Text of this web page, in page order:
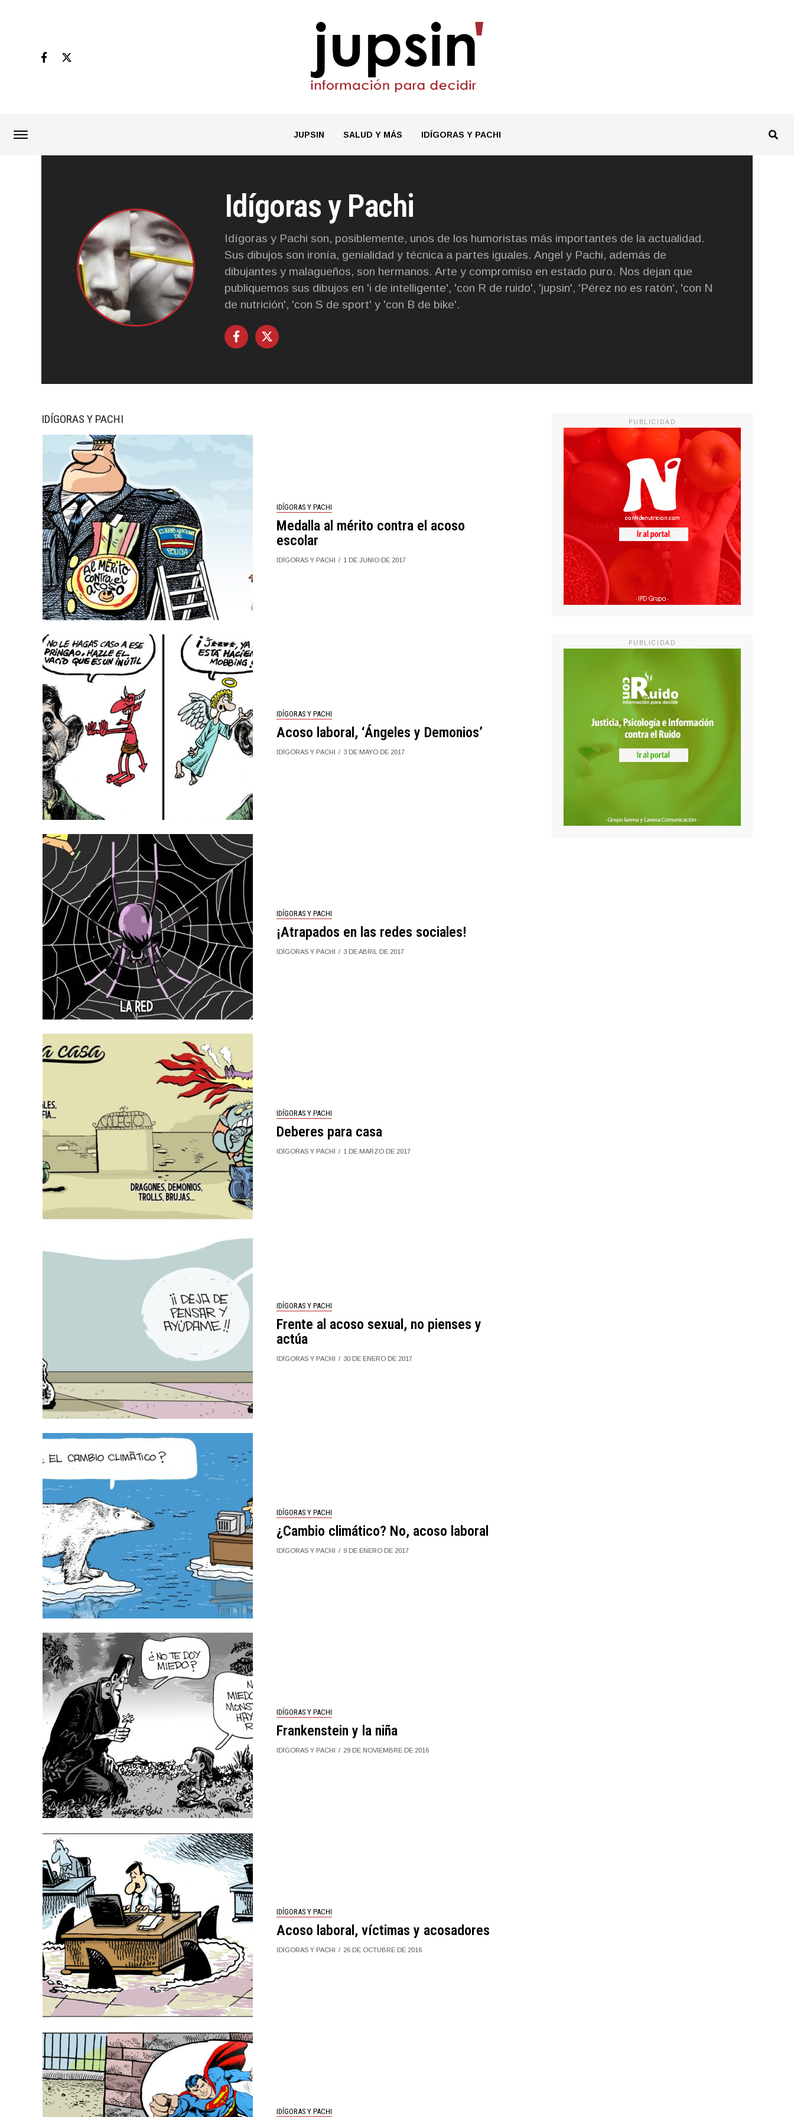
JUPSIN SALUD Y MÁS IDÍGORAS Y PACHI
Idígoras y Pachi
Idígoras y Pachi son, posiblemente, unos de los humoristas más importantes de la actualidad.
Sus dibujos son ironía, genialidad y técnica a partes iguales. Angel y Pachi, además de
dibujantes y malagueños, son hermanos. Arte y compromiso en estado puro. Nos dejan que
publiquemos sus dibujos en 'i de intelligente', 'con R de ruido', 'jupsin', 'Pérez no es ratón', 'con N
de nutrición', 'con S de sport' y 'con B de bike'.
IDÍGORAS Y PACHI
IDÍGORAS Y PACHI
Medalla al mérito contra el acoso
escolar
IDÍGORAS Y PACHI 1 DE JUNIO DE 2017
IDÍGORAS Y PACHI
Acoso laboral, ‘Ángeles y Demonios’
IDÍGORAS Y PACHI 3 DE MAYO DE 2017
IDÍGORAS Y PACHI
¡Atrapados en las redes sociales!
IDÍGORAS Y PACHI 3 DE ABRIL DE 2017
IDÍGORAS Y PACHI
Deberes para casa
IDÍGORAS Y PACHI 1 DE MARZO DE 2017
IDÍGORAS Y PACHI
Frente al acoso sexual, no pienses y
actúa
IDÍGORAS Y PACHI 30 DE ENERO DE 2017
IDÍGORAS Y PACHI
¿Cambio climático? No, acoso laboral
IDÍGORAS Y PACHI 9 DE ENERO DE 2017
IDÍGORAS Y PACHI
Frankenstein y la niña
IDÍGORAS Y PACHI 29 DE NOVIEMBRE DE 2016
IDÍGORAS Y PACHI
Acoso laboral, víctimas y acosadores
IDÍGORAS Y PACHI 26 DE OCTUBRE DE 2016
IDÍGORAS Y PACHI
PUBLICIDAD
PUBLICIDAD